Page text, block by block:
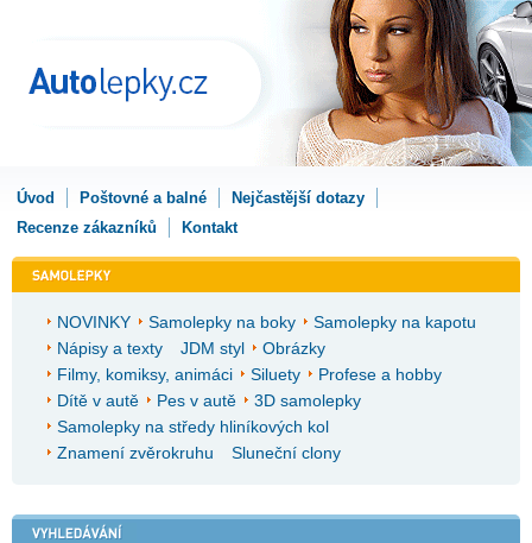
Úvod Poštovné a balné
Nejčastější dotazy
Recenze zákazníků
Kontakt
NOVINKY Samolepky na boky
Samolepky na kapotu
Nápisy a texty
JDM styl
Obrázky
Filmy, komiksy, animáci
Siluety
Profese a hobby
Dítě v autě
Pes v autě
3D samolepky
Samolepky na středy hliníkových kol
Znamení zvěrokruhu
Sluneční clony